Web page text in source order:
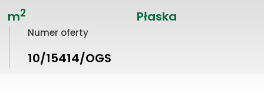
m2 Płaska
Numer oferty
10/15414/OGS